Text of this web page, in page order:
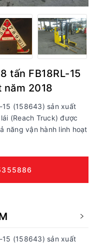
tấn FB18RL-15
2018
15 (158643) sản xuất
(Reach Truck) được
năng vận hành linh hoạt
15 (158643) sản xuất